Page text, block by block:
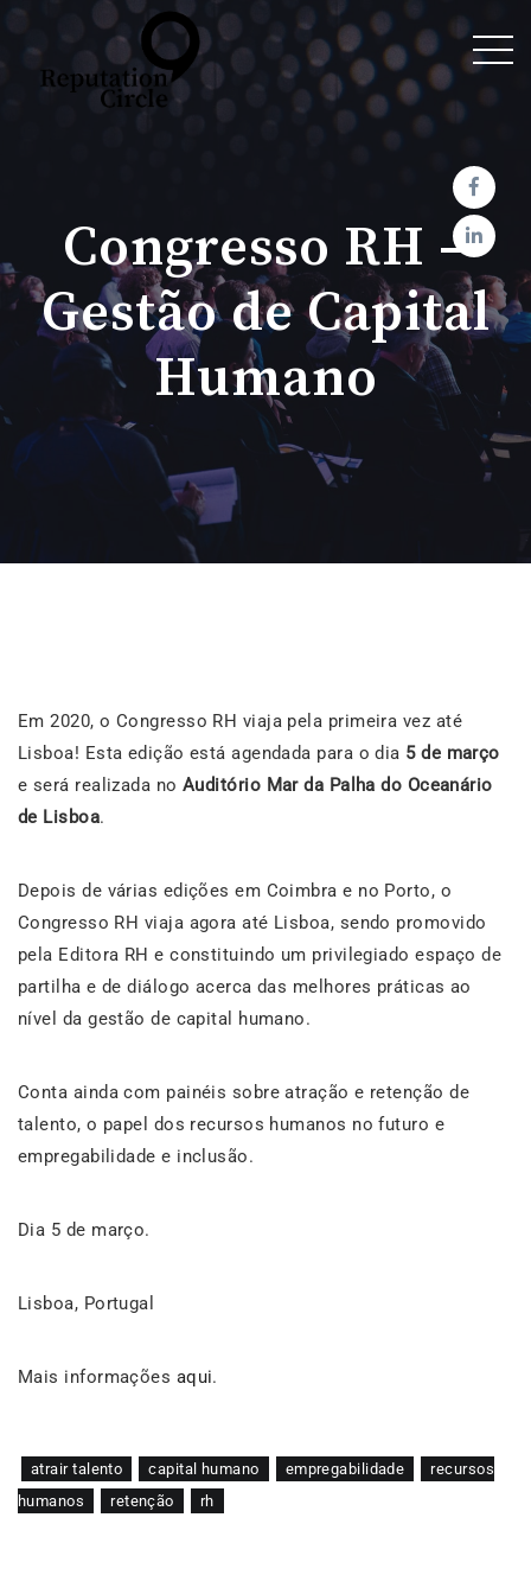
Congresso RH –
Gestão de Capital
Humano
Em 2020, o Congresso RH viaja pela primeira vez até
Lisboa! Esta edição está agendada para o dia 5 de março
e será realizada no Auditório Mar da Palha do Oceanário
de Lisboa.
Depois de várias edições em Coimbra e no Porto, o
Congresso RH viaja agora até Lisboa, sendo promovido
pela Editora RH e constituindo um privilegiado espaço de
partilha e de diálogo acerca das melhores práticas ao
nível da gestão de capital humano.
Conta ainda com painéis sobre atração e retenção de
talento, o papel dos recursos humanos no futuro e
empregabilidade e inclusão.
Dia 5 de março.
Lisboa, Portugal
Mais informações aqui.
atrair talento capital humano empregabilidade
recursos
humanos
retenção rh